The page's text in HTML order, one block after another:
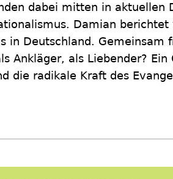
dabei mitten in aktuellen
Damian berichtet
in Deutschland. Gemeinsam
Ankläger, als Liebender? Ein
die radikale Kraft des